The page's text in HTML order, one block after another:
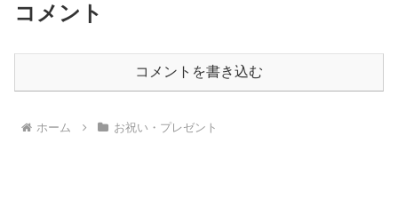
コメント
コメントを書き込む
ホーム お祝い・プレゼント